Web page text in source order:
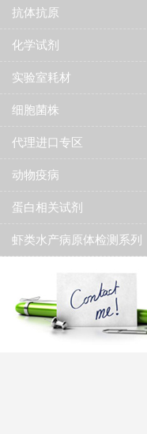
抗体抗原
化学试剂
实验室耗材
细胞菌株
代理进口专区
动物疫病
蛋白相关试剂
虾类水产病原体检测系列